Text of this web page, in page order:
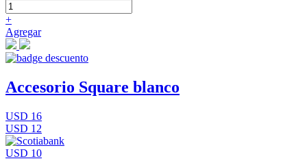
+
Agregar
Accesorio Square blanco
USD 16
USD 12
USD 10